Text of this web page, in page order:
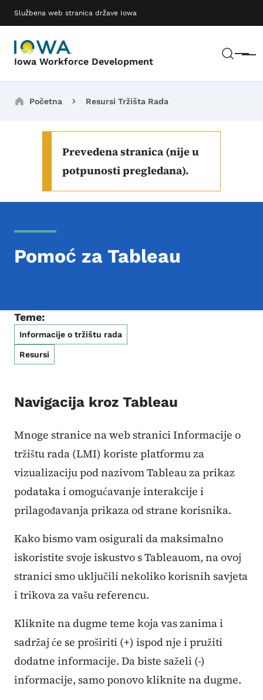
Službena web stranica države Iowa
Iowa Workforce Development Meni
Main navigation
Breadcrumbs
Početna Resursi Tržišta Rada
Prevedena stranica (nije u
potpunosti pregledana).
Pomoć za Tableau
Teme:
Informacije o tržištu rada
Resursi
Navigacija kroz Tableau
Mnoge stranice na web stranici Informacije o
tržištu rada (LMI) koriste platformu za
vizualizaciju pod nazivom Tableau za prikaz
podataka i omogućavanje interakcije i
prilagođavanja prikaza od strane korisnika.
Kako bismo vam osigurali da maksimalno
iskoristite svoje iskustvo s Tableauom, na ovoj
stranici smo uključili nekoliko korisnih savjeta
i trikova za vašu referencu.
Kliknite na dugme teme koja vas zanima i
sadržaj će se proširiti (+) ispod nje i pružiti
dodatne informacije. Da biste saželi (-)
informacije, samo ponovo kliknite na dugme.